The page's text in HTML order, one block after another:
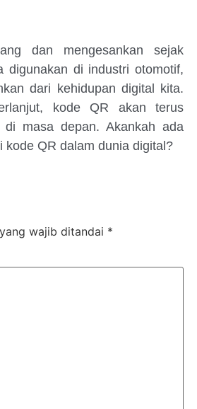
dan mengesankan sejak
digunakan di industri otomotif,
dari kehidupan digital kita.
kode QR akan terus
masa depan. Akankah ada
QR dalam dunia digital?
wajib ditandai *